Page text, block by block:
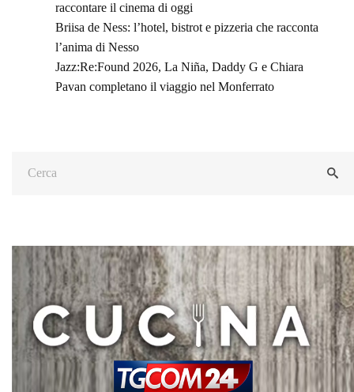
raccontare il cinema di oggi
Briisa de Ness: l’hotel, bistrot e pizzeria che racconta
l’anima di Nesso
Jazz:Re:Found 2026, La Niña, Daddy G e Chiara
Pavan completano il viaggio nel Monferrato